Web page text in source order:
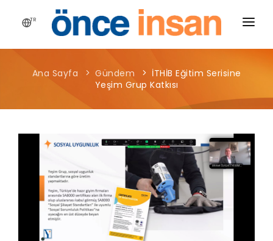
TR
HIKAYEMIZ
YAYINLARIMIZ
PROJELERIMIZ
HABERLER
MEDYA
İLETIŞIM
Ana Sayfa Gündem
İTHİB Eğitim Serisine
Yeşim Grup Katkısı